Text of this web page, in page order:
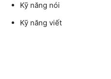
Kỹ năng nói
Kỹ năng viết